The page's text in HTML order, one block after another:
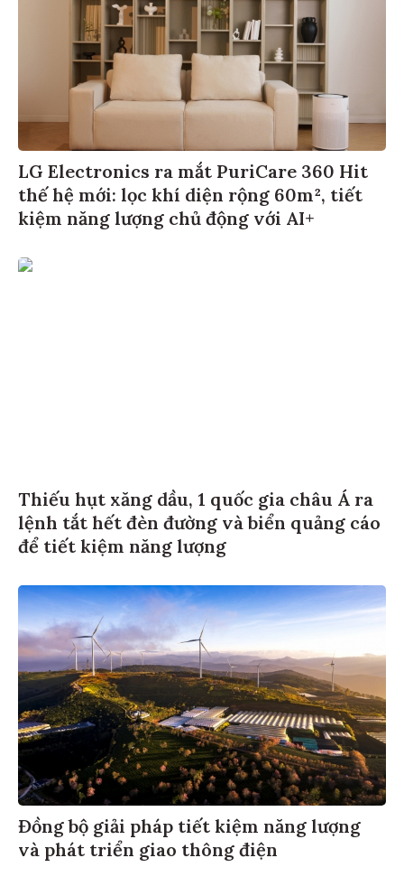
LG Electronics ra mắt PuriCare 360 Hit
thế hệ mới: lọc khí diện rộng 60m², tiết
kiệm năng lượng chủ động với AI+
Thiếu hụt xăng dầu, 1 quốc gia châu Á ra
lệnh tắt hết đèn đường và biển quảng cáo
để tiết kiệm năng lượng
Đồng bộ giải pháp tiết kiệm năng lượng
và phát triển giao thông điện